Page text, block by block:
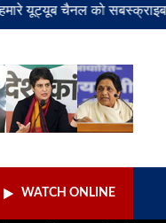
चैनल को सबस्क्राइब करें,
WATCH ONLINE